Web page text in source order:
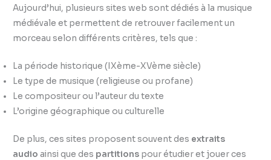
Aujourd’hui, plusieurs sites web sont dédiés à la musique
médiévale et permettent de retrouver facilement un
morceau selon différents critères, tels que :
La période historique (IXème-XVème siècle)
Le type de musique (religieuse ou profane)
Le compositeur ou l’auteur du texte
L’origine géographique ou culturelle
De plus, ces sites proposent souvent des extraits
audio ainsi que des partitions pour étudier et jouer ces